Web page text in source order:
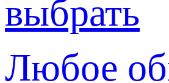
Любое